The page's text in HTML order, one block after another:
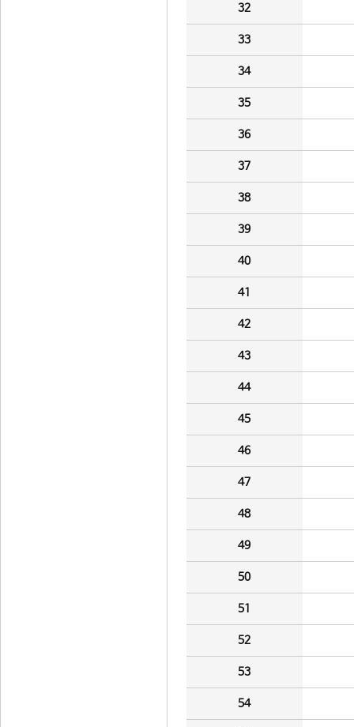
32
33
34
35
36
37
38
39
40
41
42
43
44
45
46
47
48
49
50
51
52
53
54